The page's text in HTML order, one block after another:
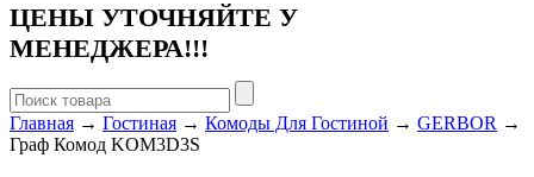
ЦЕНЫ УТОЧНЯЙТЕ У
МЕНЕДЖЕРА!!!
Главная → Гостиная → Комоды Для Гостиной → GERBOR →
Граф Комод KOM3D3S